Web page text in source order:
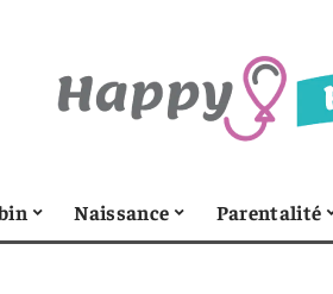
Naissance Parentalité